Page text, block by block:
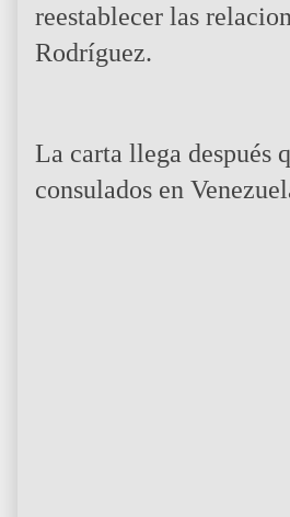
reestablecer las
Rodríguez.
La carta llega después
consulados en